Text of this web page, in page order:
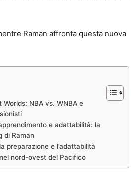
Raman affronta questa nuova
NBA vs. WNBA e
e adattabilità: la
di Raman
preparazione e l’adattabilità
nord-ovest del Pacifico